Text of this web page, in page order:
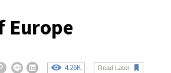
Europe
4.26K Read Later